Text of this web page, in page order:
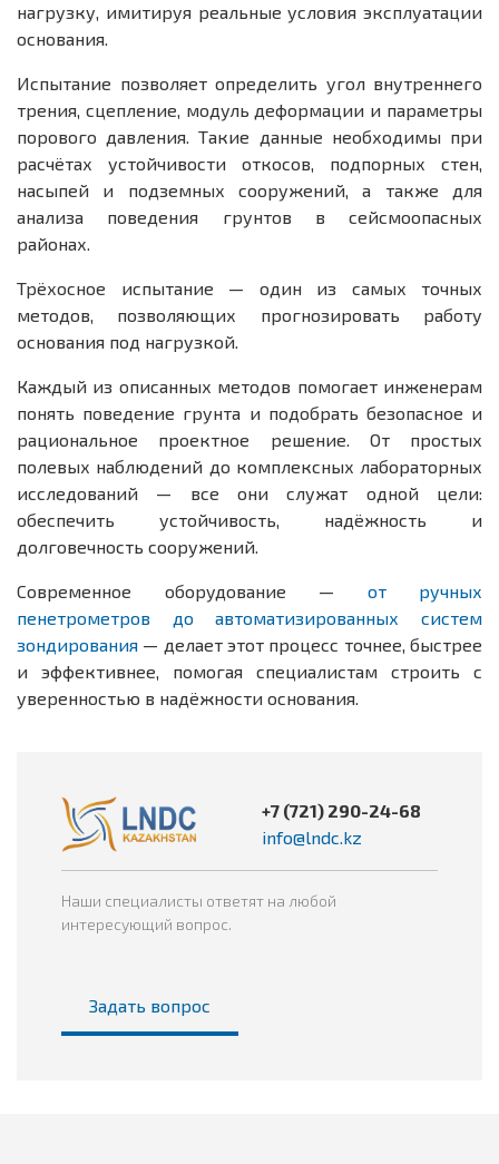
нагрузку, имитируя реальные условия эксплуатации
основания.
Испытание позволяет определить угол внутреннего
трения, сцепление, модуль деформации и параметры
порового давления. Такие данные необходимы при
расчётах устойчивости откосов, подпорных стен,
насыпей и подземных сооружений, а также для
анализа поведения грунтов в сейсмоопасных
районах.
Трёхосное испытание — один из самых точных
методов, позволяющих прогнозировать работу
основания под нагрузкой.
Каждый из описанных методов помогает инженерам
понять поведение грунта и подобрать безопасное и
рациональное проектное решение. От простых
полевых наблюдений до комплексных лабораторных
исследований — все они служат одной цели:
обеспечить устойчивость, надёжность и
долговечность сооружений.
Современное оборудование — от ручных
пенетрометров до автоматизированных систем
зондирования — делает этот процесс точнее, быстрее
и эффективнее, помогая специалистам строить с
уверенностью в надёжности основания.
+7 (721) 290-24-68
info@lndc.kz
Наши специалисты ответят на любой
интересующий вопрос.
Задать вопрос